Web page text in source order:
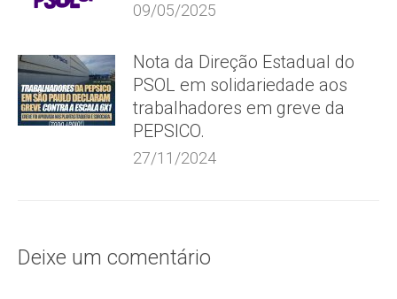
09/05/2025
Nota da Direção Estadual do
PSOL em solidariedade aos
trabalhadores em greve da
PEPSICO.
27/11/2024
Deixe um comentário